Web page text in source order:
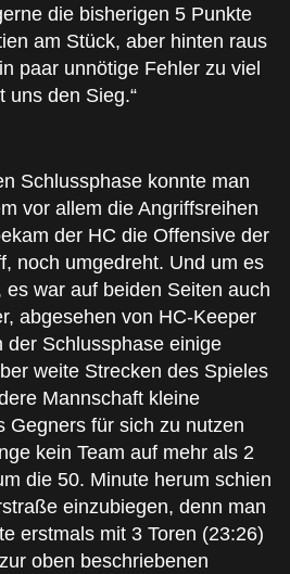
die bisherigen 5 Punkte
am Stück, aber hinten raus
paar unnötige Fehler zu viel
uns den Sieg.“
Schlussphase konnte man
vor allem die Angriffsreihen
der HC die Offensive der
noch umgedreht. Und um es
war auf beiden Seiten auch
abgesehen von HC-Keeper
der Schlussphase einige
weite Strecken des Spieles
Mannschaft kleine
Gegners für sich zu nutzen
kein Team auf mehr als 2
die 50. Minute herum schien
einzubiegen, denn man
erstmals mit 3 Toren (23:26)
oben beschriebenen